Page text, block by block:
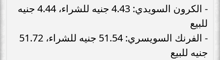
- الكرون السويدي: 4.43 جنيه للشراء، 4.44 جنيه
للبيع
- الفرنك السويسري: 51.54 جنيه للشراء، 51.72
جنيه للبيع